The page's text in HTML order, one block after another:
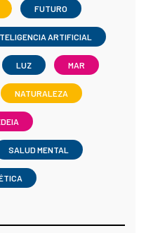
FUTURO
ARTIFICIAL
LUZ MAR
NATURALEZA
SALUD MENTAL